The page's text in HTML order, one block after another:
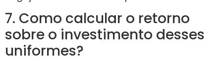
7. Como calcular o retorno
sobre o investimento desses
uniformes?